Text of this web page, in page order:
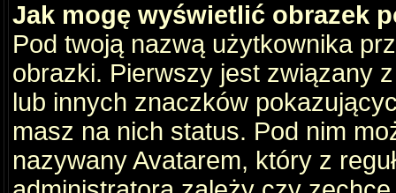
Jak mogę wyświetlić obrazek
Pod twoją nazwą użytkownika
obrazki. Pierwszy jest związany
lub innych znaczków
masz na nich status. Pod nim
nazywany Avatarem, który z